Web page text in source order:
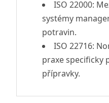
ISO 22000:
systémy
potravin.
ISO 22716:
praxe specificky
přípravky.